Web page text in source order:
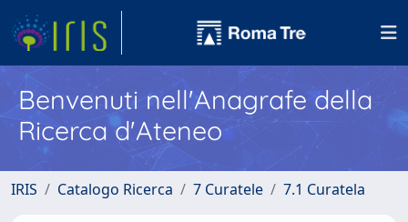
Benvenuti nell'Anagrafe della
Ricerca d'Ateneo
IRIS Catalogo Ricerca 7 Curatele 7.1 Curatela